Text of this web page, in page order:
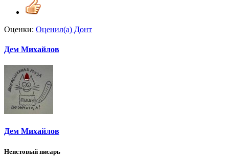
Оценки: Оценил(а) Донт
Дем Михайлов
Дем Михайлов
Неистовый писарь